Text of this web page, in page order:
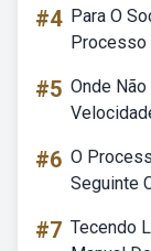
#4 Para O
Processo
#5 Onde
#6 O
Seguinte
#7 Tecendo